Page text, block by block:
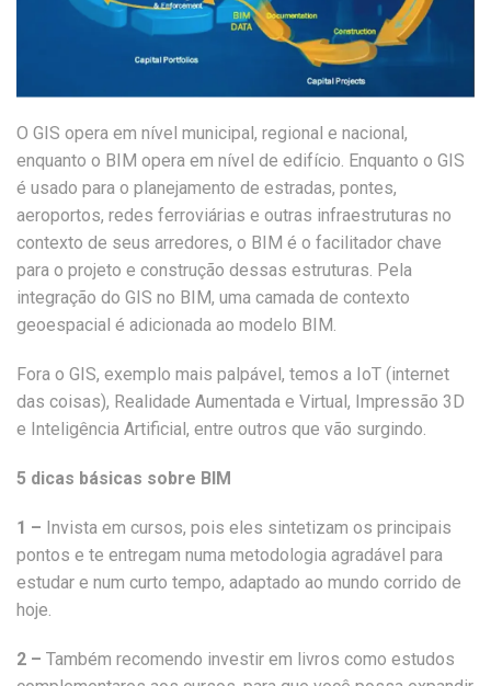
O GIS opera em nível municipal, regional e nacional,
enquanto o BIM opera em nível de edifício. Enquanto o GIS
é usado para o planejamento de estradas, pontes,
aeroportos, redes ferroviárias e outras infraestruturas no
contexto de seus arredores, o BIM é o facilitador chave
para o projeto e construção dessas estruturas. Pela
integração do GIS no BIM, uma camada de contexto
geoespacial é adicionada ao modelo BIM.
Fora o GIS, exemplo mais palpável, temos a IoT (internet
das coisas), Realidade Aumentada e Virtual, Impressão 3D
e Inteligência Artificial, entre outros que vão surgindo.
5 dicas básicas sobre BIM
1 – Invista em cursos, pois eles sintetizam os principais
pontos e te entregam numa metodologia agradável para
estudar e num curto tempo, adaptado ao mundo corrido de
hoje.
2 – Também recomendo investir em livros como estudos